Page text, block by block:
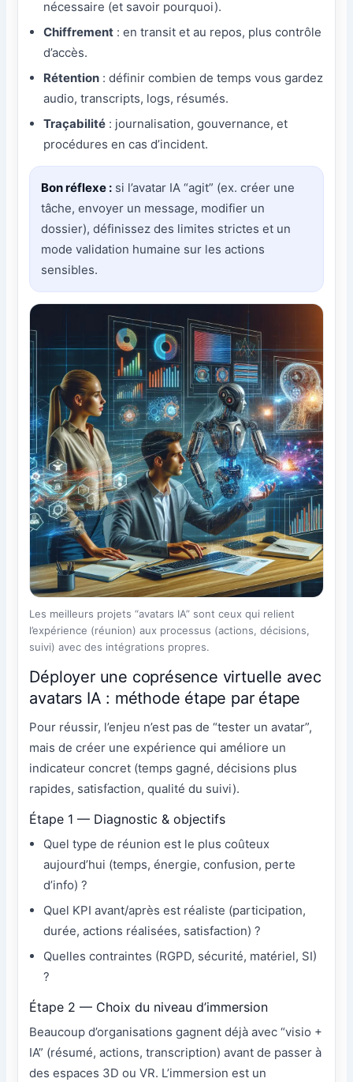
nécessaire (et savoir pourquoi).
Chiffrement : en transit et au repos, plus contrôle
d’accès.
Rétention : définir combien de temps vous gardez
audio, transcripts, logs, résumés.
Traçabilité : journalisation, gouvernance, et
procédures en cas d’incident.
Bon réflexe : si l’avatar IA “agit” (ex. créer une
tâche, envoyer un message, modifier un
dossier), définissez des limites strictes et un
mode validation humaine sur les actions
sensibles.
Les meilleurs projets “avatars IA” sont ceux qui relient
l’expérience (réunion) aux processus (actions, décisions,
suivi) avec des intégrations propres.
Déployer une coprésence virtuelle avec
avatars IA : méthode étape par étape
Pour réussir, l’enjeu n’est pas de “tester un avatar”,
mais de créer une expérience qui améliore un
indicateur concret (temps gagné, décisions plus
rapides, satisfaction, qualité du suivi).
Étape 1 — Diagnostic & objectifs
Quel type de réunion est le plus coûteux
aujourd’hui (temps, énergie, confusion, perte
d’info) ?
Quel KPI avant/après est réaliste (participation,
durée, actions réalisées, satisfaction) ?
Quelles contraintes (RGPD, sécurité, matériel, SI)
?
Étape 2 — Choix du niveau d’immersion
Beaucoup d’organisations gagnent déjà avec “visio +
IA” (résumé, actions, transcription) avant de passer à
des espaces 3D ou VR. L’immersion est un